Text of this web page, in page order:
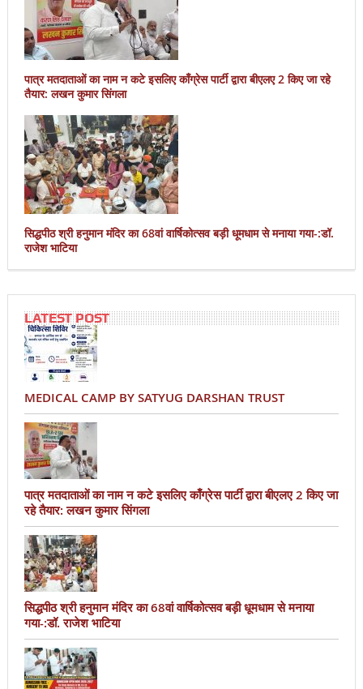
पात्र मतदाताओं का नाम न कटे इसलिए काँग्रेस पार्टी द्वारा बीएलए 2 किए जा रहे
तैयार: लखन कुमार सिंगला
सिद्धपीठ श्री हनुमान मंदिर का 68वां वार्षिकोत्सव बड़ी धूमधाम से मनाया गया-:डॉ.
राजेश भाटिया
LATEST POST
MEDICAL CAMP BY SATYUG DARSHAN TRUST
पात्र मतदाताओं का नाम न कटे इसलिए काँग्रेस पार्टी द्वारा बीएलए 2 किए जा
रहे तैयार: लखन कुमार सिंगला
सिद्धपीठ श्री हनुमान मंदिर का 68वां वार्षिकोत्सव बड़ी धूमधाम से मनाया
गया-:डॉ. राजेश भाटिया